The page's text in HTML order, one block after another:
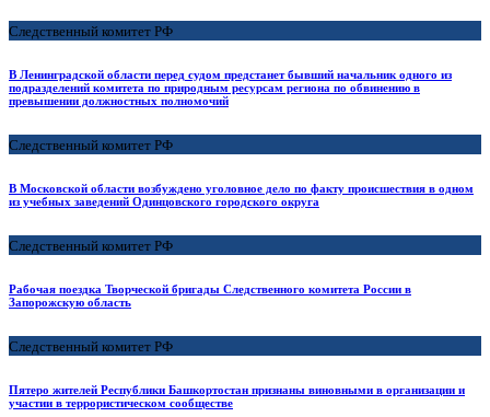
Следственный комитет РФ
В Ленинградской области перед судом предстанет бывший начальник одного из
подразделений комитета по природным ресурсам региона по обвинению в
превышении должностных полномочий
Следственный комитет РФ
В Московской области возбуждено уголовное дело по факту происшествия в одном
из учебных заведений Одинцовского городского округа
Следственный комитет РФ
Рабочая поездка Творческой бригады Следственного комитета России в
Запорожскую область
Следственный комитет РФ
Пятеро жителей Республики Башкортостан признаны виновными в организации и
участии в террористическом сообществе